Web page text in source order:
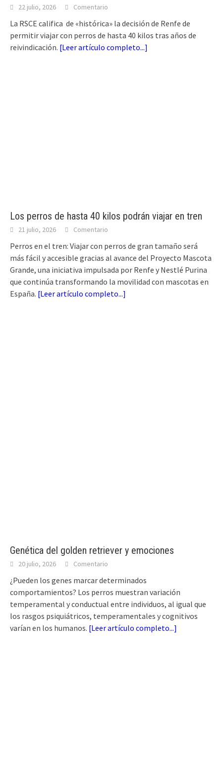
22 julio, 2026 Comentario
La RSCE califica de «histórica» la decisión de Renfe de
permitir viajar con perros de hasta 40 kilos tras años de
reivindicación. [Leer artículo completo...]
Los perros de hasta 40 kilos podrán viajar en tren
21 julio, 2026 Comentario
Perros en el tren: Viajar con perros de gran tamaño será
más fácil y accesible gracias al avance del Proyecto Mascota
Grande, una iniciativa impulsada por Renfe y Nestlé Purina
que continúa transformando la movilidad con mascotas en
España. [Leer artículo completo...]
Genética del golden retriever y emociones
20 julio, 2026 Comentario
¿Pueden los genes marcar determinados
comportamientos? Los perros muestran variación
temperamental y conductual entre individuos, al igual que
los rasgos psiquiátricos, temperamentales y cognitivos
varían en los humanos. [Leer artículo completo...]